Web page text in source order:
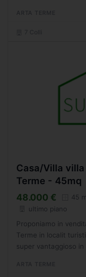
Casa/Villa
Terme - 45mq
48.000 € 45
ultimo piano
Proponiamo in
Terme in localit
super vantaggioso